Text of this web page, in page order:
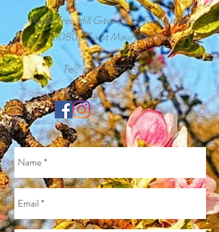
Tel:+44 7739789431
Apple Tree Hill Gites @ La Radigueliere
50800 Saint Maur des Bois